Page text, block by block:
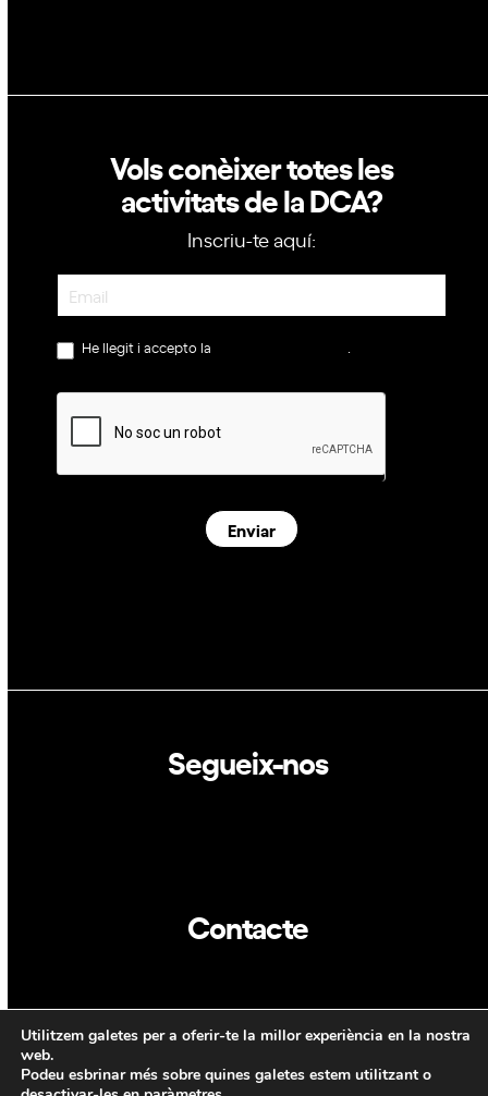
Vols conèixer totes les
activitats de la DCA?
Inscriu-te aquí:
He llegit i accepto la
Enviar
Segueix-nos
Contacte
CAT ENG
Utilitzem galetes per a oferir-te la millor experiència en la nostra
web.
Podeu esbrinar més sobre quines galetes estem utilitzant o